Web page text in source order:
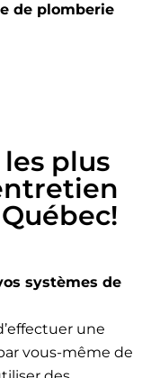
de plomberie
les plus
systèmes de
une
vous-même de